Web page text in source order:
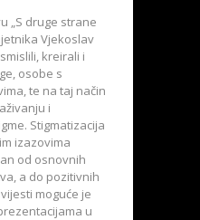
„S druge strane
Vjekoslav
kreirali i
osobe s
te na taj način
i
Stigmatizacija
izazovima
od osnovnih
a do pozitivnih
moguće je
u